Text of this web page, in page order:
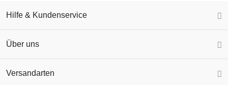
Hilfe & Kundenservice
Über uns
Versandarten